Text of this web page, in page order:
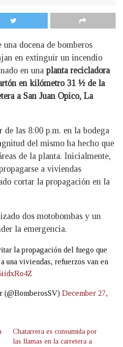
una docena de bomberos
en extinguir un incendio
en unaplanta recicladora
en kilómetro 31 ½ de la
a San Juan Opico, La
las 8:00 p.m. en la bodega
del mismo ha hecho que
de la planta. Inicialmente,
a viviendas
cortar la propagación en la
dos motobombas y un
la emergencia.
la propagación del fuego que
una viviendas, refuerzos van en
(@BomberosSV) December 27,
Chatarrera es consumida por
las llamas en la carretera a